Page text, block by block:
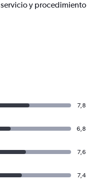
y procedimiento
7,8
6,8
7,6
7,4